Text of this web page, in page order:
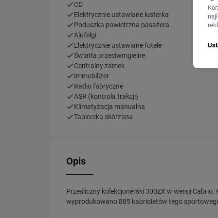
CD
Elektrycznie ustawiane lusterka
Poduszka powietrzna pasażera
Alufelgi
Elektrycznie ustawiane fotele
Światła przeciwmgielne
Centralny zamek
Immobilizer
Radio fabryczne
ASR (kontrola trakcji)
Klimatyzacja manualna
Tapicerka skórzana
Opis
Prześliczny kolekcjonerski 300ZX w wersji
wyprodukowano 885 kabrioletów tego